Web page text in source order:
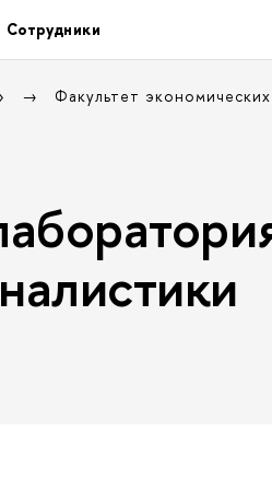
Сотрудники
Факультет